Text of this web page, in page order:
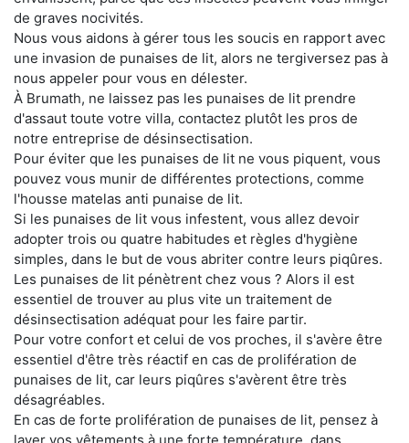
de graves nocivités.
Nous vous aidons à gérer tous les soucis en rapport avec
une invasion de punaises de lit, alors ne tergiversez pas à
nous appeler pour vous en délester.
À Brumath, ne laissez pas les punaises de lit prendre
d'assaut toute votre villa, contactez plutôt les pros de
notre entreprise de désinsectisation.
Pour éviter que les punaises de lit ne vous piquent, vous
pouvez vous munir de différentes protections, comme
l'housse matelas anti punaise de lit.
Si les punaises de lit vous infestent, vous allez devoir
adopter trois ou quatre habitudes et règles d'hygiène
simples, dans le but de vous abriter contre leurs piqûres.
Les punaises de lit pénètrent chez vous ? Alors il est
essentiel de trouver au plus vite un traitement de
désinsectisation adéquat pour les faire partir.
Pour votre confort et celui de vos proches, il s'avère être
essentiel d'être très réactif en cas de prolifération de
punaises de lit, car leurs piqûres s'avèrent être très
désagréables.
En cas de forte prolifération de punaises de lit, pensez à